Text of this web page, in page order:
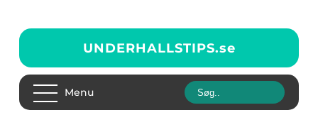
UNDERHALLSTIPS.se
Menu